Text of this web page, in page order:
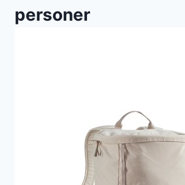
personer